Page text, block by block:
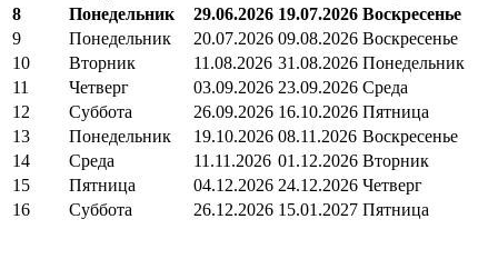
8
Понедельник 29.06.2026 19.07.2026 Воскресенье
9
Понедельник 20.07.2026 09.08.2026 Воскресенье
10
Вторник 11.08.2026 31.08.2026 Понедельник
11
Четверг 03.09.2026 23.09.2026 Среда
12
Суббота 26.09.2026 16.10.2026 Пятница
13
Понедельник 19.10.2026 08.11.2026 Воскресенье
14
Среда 11.11.2026 01.12.2026 Вторник
15
Пятница 04.12.2026 24.12.2026 Четверг
16
Суббота 26.12.2026 15.01.2027 Пятница